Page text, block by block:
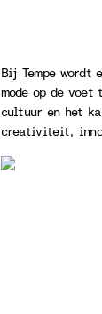
Bij Tempe wordt
mode op de
cultuur en het
creativiteit,